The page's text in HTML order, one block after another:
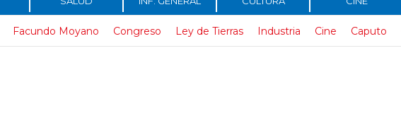
Facundo Moyano Congreso Ley de Tierras Industria Cine Caputo